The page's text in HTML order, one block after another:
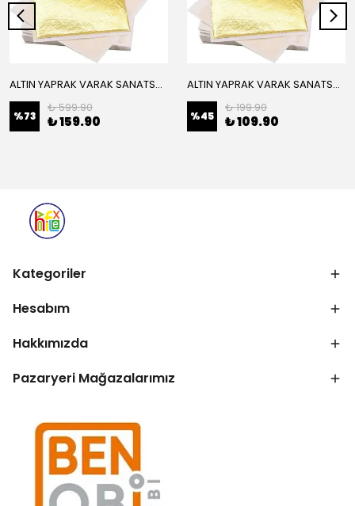
ALTIN YAPRAK VARAK SANATSAL BÜYÜK BOY FOLYO EPOKSİ REÇİNE NAİL ART 16 ADET 14X14 CM ALTIN RENK
%73
₺ 599.90
₺ 159.90
ALTIN YAPRAK VARAK SANATSAL BÜYÜK BOY FOLYO EPOKSİ REÇİNE NAİL ART 8 ADET ALTIN RENK 14X14 CM
%45
₺ 199.90
₺ 109.90
Kategoriler
Hesabım
Hakkımızda
Pazaryeri Mağazalarımız